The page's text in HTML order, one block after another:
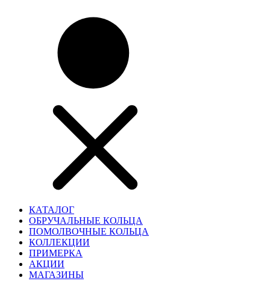
КАТАЛОГ
ОБРУЧАЛЬНЫЕ КОЛЬЦА
ПОМОЛВОЧНЫЕ КОЛЬЦА
КОЛЛЕКЦИИ
ПРИМЕРКА
АКЦИИ
МАГАЗИНЫ